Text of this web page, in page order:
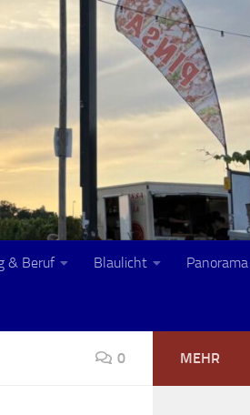
& Beruf Blaulicht Panorama
0 MEHR